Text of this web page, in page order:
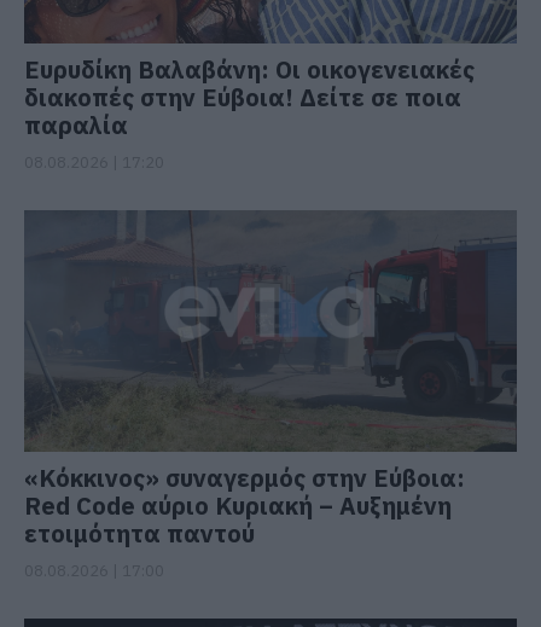
Ευρυδίκη Βαλαβάνη: Οι οικογενειακές
διακοπές στην Εύβοια! Δείτε σε ποια
παραλία
«Κόκκινος» συναγερμός στην Εύβοια:
Red Code αύριο Κυριακή – Αυξημένη
ετοιμότητα παντού